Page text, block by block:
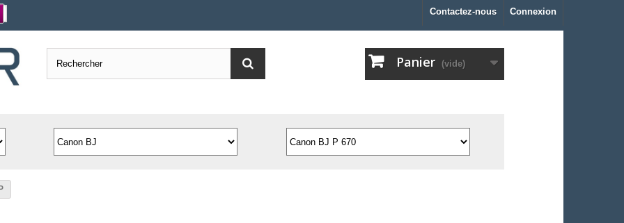
Connexion
Contactez-nous
Panier (vide)